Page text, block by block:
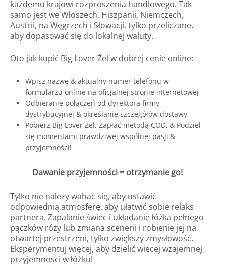
każdemu krajowi rozproszenia handlowego. Tak
samo jest we Włoszech, Hiszpanii, Niemczech,
Austrii, na Węgrzech i Słowacji, tylko przeliczane,
aby dopasować się do lokalnej waluty.
Oto jak kupić Big Lover Żel w dobrej cenie online:
Wpisz nazwę & aktualny numer telefonu w
formularzu online na oficjalnej stronie internetowej
Odbieranie połączeń od dyrektora firmy
dystrybucyjnej & określanie szczegółów dostawy
Pobierz Big Lover Żel, Zapłać metodą COD, & Podziel
się momentami prawdziwej wspólnej pasji &
przyjemności!
Dawanie przyjemności = otrzymanie go!
Tylko nie należy wahać się, aby ustawić
odpowiednią atmosferę, aby ułatwić sobie relaks
partnera. Zapalanie świec i układanie łóżka pełnego
pączków róży lub zmiana scenerii i robienie jej na
otwartej przestrzeni, tylko zwiększy zmysłowość.
Eksperymentuj więcej, aby dzielić więcej wzajemnej
przyjemności w łóżku!